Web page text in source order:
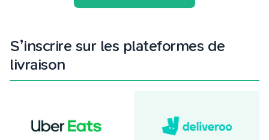
S’inscrire sur les plateformes de
livraison